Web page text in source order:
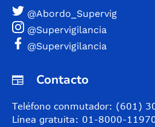
@Abordo_Supervig
@Supervigilancia
@Supervigilancia
Contacto
Teléfono conmutador: (601)
Línea gratuita: 01-8000-